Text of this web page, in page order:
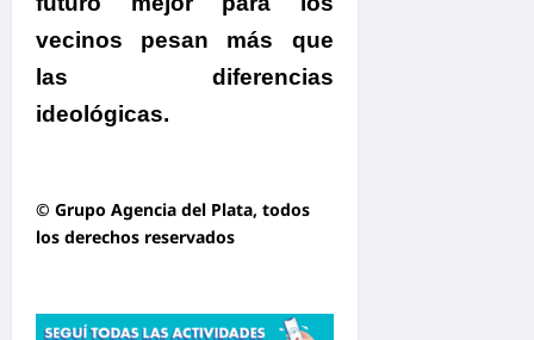
vecinos pesan más que
las diferencias
ideológicas.
© Grupo Agencia del Plata, todos
los derechos reservados